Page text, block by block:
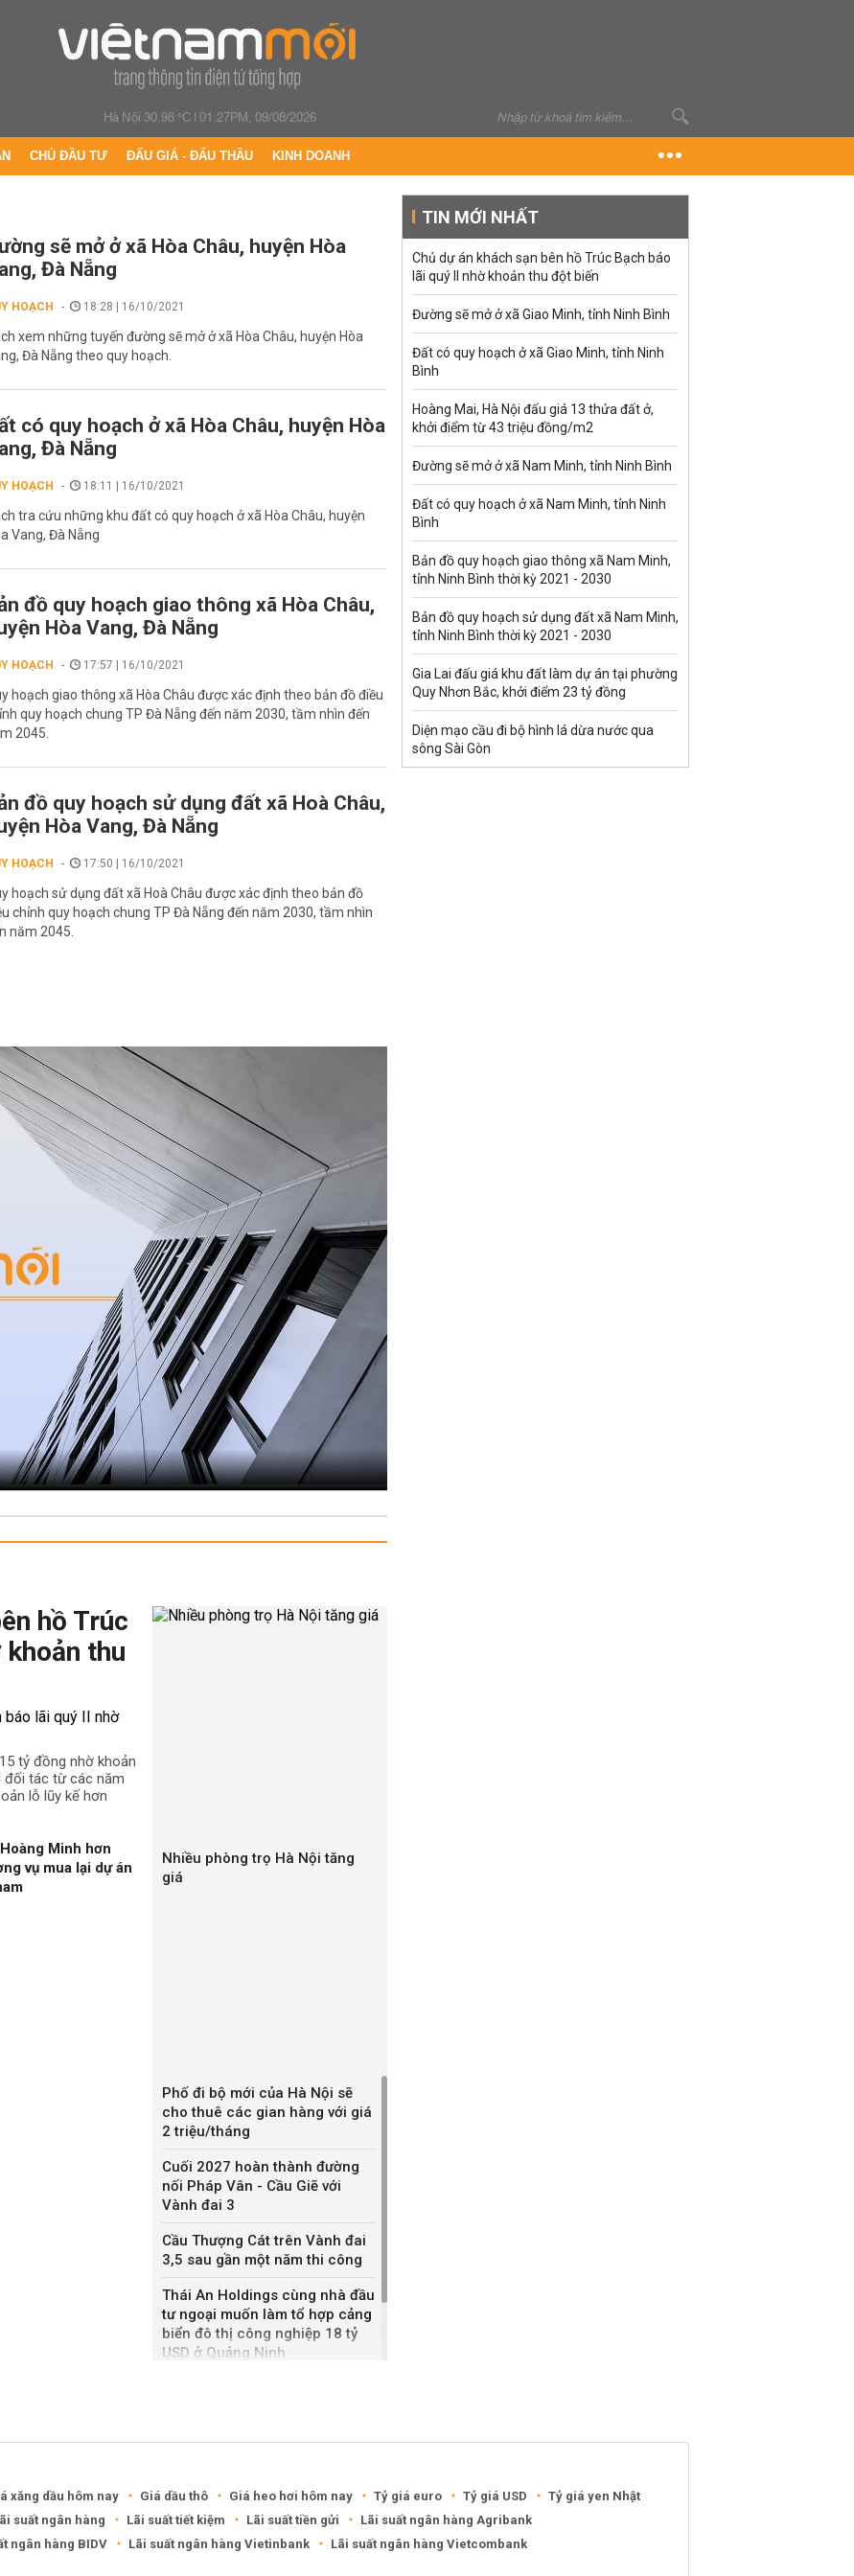
Hà Nội 30.98 °C|01:27PM, 09/08/2026
CHỦ ĐẦU TƯ ĐẤU GIÁ - ĐẤU THẦU KINH DOANH
sẽ mở ở xã Hòa Châu, huyện Hòa
Đà Nẵng
HOẠCH 18:28 | 16/10/2021
xem những tuyến đường sẽ mở ở xã Hòa Châu, huyện Hòa
Đà Nẵng theo quy hoạch.
có quy hoạch ở xã Hòa Châu, huyện Hòa
Đà Nẵng
HOẠCH 18:11 | 16/10/2021
tra cứu những khu đất có quy hoạch ở xã Hòa Châu, huyện
Vang, Đà Nẵng
đồ quy hoạch giao thông xã Hòa Châu,
Hòa Vang, Đà Nẵng
HOẠCH 17:57 | 16/10/2021
hoạch giao thông xã Hòa Châu được xác định theo bản đồ điều
quy hoạch chung TP Đà Nẵng đến năm 2030, tầm nhìn đến
2045.
đồ quy hoạch sử dụng đất xã Hoà Châu,
Hòa Vang, Đà Nẵng
HOẠCH 17:50 | 16/10/2021
hoạch sử dụng đất xã Hoà Châu được xác định theo bản đồ
chỉnh quy hoạch chung TP Đà Nẵng đến năm 2030, tầm nhìn
năm 2045.
hồ Trúc
khoản thu
tỷ đồng nhờ khoản
đối tác từ các năm
lỗ lũy kế hơn
Minh hơn
vụ mua lại dự án
Nhiều phòng trọ Hà Nội tăng
giá
Phố đi bộ mới của Hà Nội sẽ
cho thuê các gian hàng với giá
2 triệu/tháng
Cuối 2027 hoàn thành đường
nối Pháp Vân - Cầu Giẽ với
Vành đai 3
Cầu Thượng Cát trên Vành đai
3,5 sau gần một năm thi công
Thái An Holdings cùng nhà đầu
tư ngoại muốn làm tổ hợp cảng
biển đô thị công nghiệp 18 tỷ
USD ở Quảng Ninh
TIN MỚI NHẤT
Chủ dự án khách sạn bên hồ Trúc Bạch báo
lãi quý II nhờ khoản thu đột biến
Đường sẽ mở ở xã Giao Minh, tỉnh Ninh Bình
Đất có quy hoạch ở xã Giao Minh, tỉnh Ninh
Bình
Hoàng Mai, Hà Nội đấu giá 13 thửa đất ở,
khởi điểm từ 43 triệu đồng/m2
Đường sẽ mở ở xã Nam Minh, tỉnh Ninh Bình
Đất có quy hoạch ở xã Nam Minh, tỉnh Ninh
Bình
Bản đồ quy hoạch giao thông xã Nam Minh,
tỉnh Ninh Bình thời kỳ 2021 - 2030
Bản đồ quy hoạch sử dụng đất xã Nam Minh,
tỉnh Ninh Bình thời kỳ 2021 - 2030
Gia Lai đấu giá khu đất làm dự án tại phường
Quy Nhơn Bắc, khởi điểm 23 tỷ đồng
Diện mạo cầu đi bộ hình lá dừa nước qua
sông Sài Gòn
xăng dầu hôm nay Giá dầu thô Giá heo hơi hôm nay Tỷ giá euro Tỷ giá USD
Tỷ giá yen Nhật
suất ngân hàng Lãi suất tiết kiệm Lãi suất tiền gửi
Lãi suất ngân hàng Agribank
ngân hàng BIDV Lãi suất ngân hàng Vietinbank Lãi suất ngân hàng Vietcombank